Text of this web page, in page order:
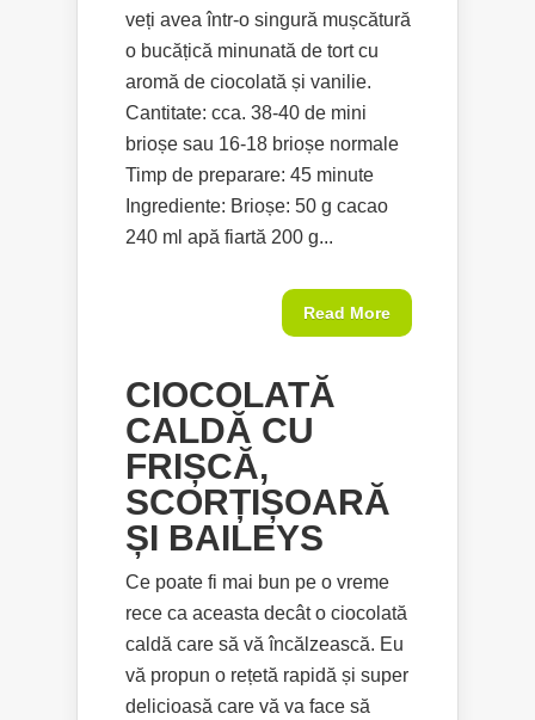
veți avea într-o singură mușcătură
o bucățică minunată de tort cu
aromă de ciocolată și vanilie.
Cantitate: cca. 38-40 de mini
brioșe sau 16-18 brioșe normale
Timp de preparare: 45 minute
Ingrediente: Brioșe: 50 g cacao
240 ml apă fiartă 200 g...
Read More
CIOCOLATĂ
CALDĂ CU
FRIȘCĂ,
SCORȚIȘOARĂ
ȘI BAILEYS
Ce poate fi mai bun pe o vreme
rece ca aceasta decât o ciocolată
caldă care să vă încălzească. Eu
vă propun o rețetă rapidă și super
delicioasă care vă va face să